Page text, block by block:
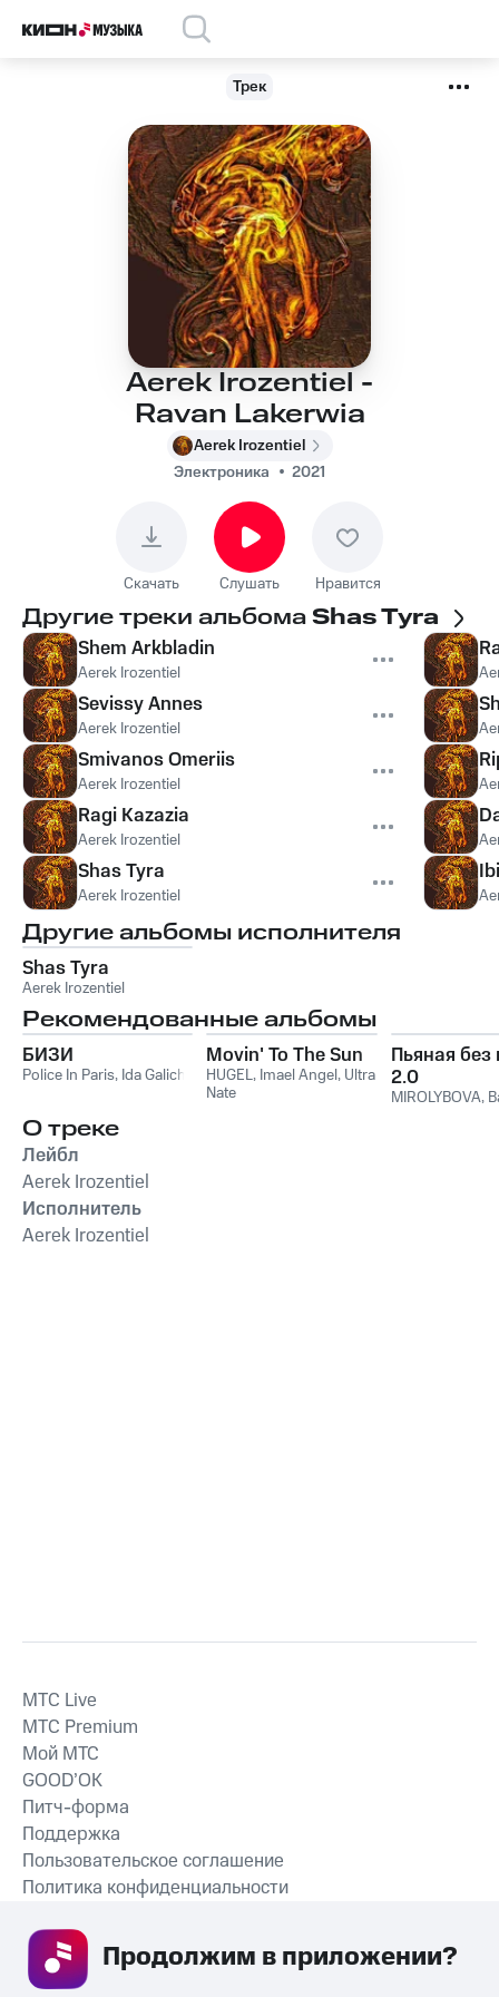
Трек
Aerek Irozentiel -
Ravan Lakerwia
Aerek Irozentiel
Электроника
2021
Скачать Слушать Нравится
Другие треки альбомаShas Tyra
Shem Arkbladin
Aerek Irozentiel
Sevissy Annes
Aerek Irozentiel
Smivanos Omeriis
Aerek Irozentiel
Ragi Kazazia
Aerek Irozentiel
Shas Tyra
Aerek Irozentiel
Другие альбомы исполнителя
Shas Tyra
Aerek Irozentiel
Рекомендованные альбомы
БИЗИ
Police In Paris, Ida Galich
Movin' To The Sun
HUGEL, Imael Angel, Ultra
Nate
Пьяная без
2.0
MIROLYBOVA,
О треке
Лейбл
Aerek Irozentiel
Исполнитель
Aerek Irozentiel
СКАЧАТЬ ПРИЛОЖЕНИЕ
MTС Live
MTС Premium
Мой МТС
GOOD’OK
Питч-форма
Поддержка
Пользовательское соглашение
Политика конфиденциальности